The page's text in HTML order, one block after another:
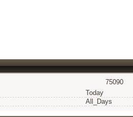
75090
Today
All_Days